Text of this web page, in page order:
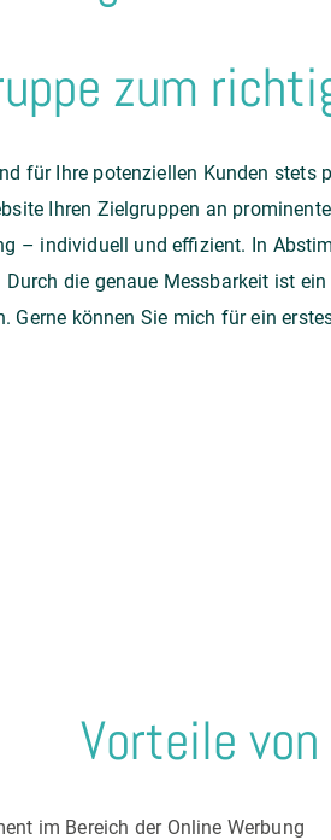
zum
für Ihre potenziellen Kunden
Ihren Zielgruppen an
– individuell und effizient. In
die genaue Messbarkeit ist
Gerne können Sie mich für ein
Vorteile von
im Bereich der Online Werbung